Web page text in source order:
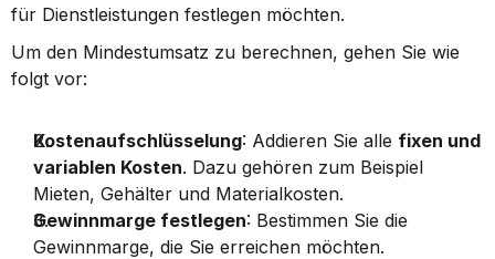
für Dienstleistungen festlegen möchten.
Um den Mindestumsatz zu berechnen, gehen Sie wie
folgt vor:
Kostenaufschlüsselung: Addieren Sie alle fixen und
variablen Kosten. Dazu gehören zum Beispiel
Mieten, Gehälter und Materialkosten.
Gewinnmarge festlegen: Bestimmen Sie die
Gewinnmarge, die Sie erreichen möchten.